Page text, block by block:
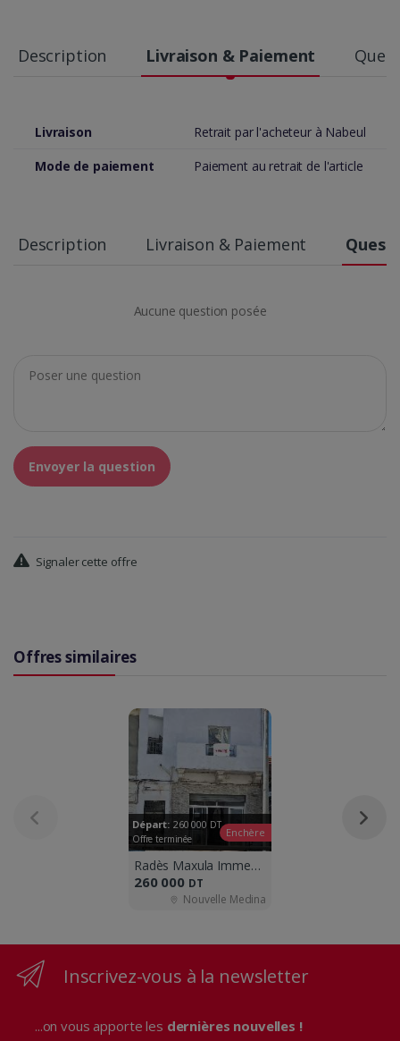
Description Livraison & Paiement
Livraison
Retrait par l'acheteur à Nabeul
Mode de paiement
Paiement au retrait de l'article
Description Livraison & Paiement
Aucune question posée
Envoyer la question
Signaler cette offre
Offres similaires
Départ: 260 000 DT
Offre terminée
Enchère
Radès Maxula Immeuble de Rapport à Vendr
260 000 DT
Nouvelle Medina
Inscrivez-vous à la newsletter
...on vous apporte les dernières nouvelles !